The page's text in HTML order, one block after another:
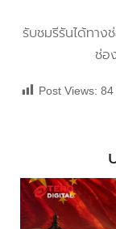
รับชมรีรันได้ทาง
ช่อ
Post Views: 84